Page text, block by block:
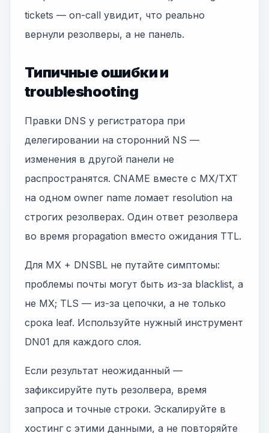
tickets — on-call увидит, что реально
вернули резолверы, а не панель.
Типичные ошибки и
troubleshooting
Правки DNS у регистратора при
делегировании на сторонний NS —
изменения в другой панели не
распространятся. CNAME вместе с MX/TXT
на одном owner name ломает resolution на
строгих резолверах. Один ответ резолвера
во время propagation вместо ожидания TTL.
Для MX + DNSBL не путайте симптомы:
проблемы почты могут быть из-за blacklist, а
не MX; TLS — из-за цепочки, а не только
срока leaf. Используйте нужный инструмент
DN01 для каждого слоя.
Если результат неожиданный —
зафиксируйте путь резолвера, время
запроса и точные строки. Эскалируйте в
хостинг с этими данными, а не повторяйте